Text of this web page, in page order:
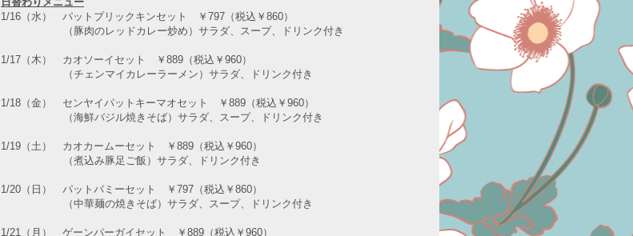
1/16（水） パットプリックキンセット ￥797（税込￥860）
（豚肉のレッドカレー炒め）サラダ、スープ、ドリンク付き
1/17（木） カオソーイセット ￥889（税込￥960）
（チェンマイカレーラーメン）サラダ、ドリンク付き
1/18（金） センヤイパットキーマオセット ￥889（税込￥960）
（海鮮バジル焼きそば）サラダ、スープ、ドリンク付き
1/19（土） カオカームーセット ￥889（税込￥960）
（煮込み豚足ご飯）サラダ、ドリンク付き
1/20（日） パットバミーセット ￥797（税込￥860）
（中華麺の焼きそば）サラダ、スープ、ドリンク付き
1/21（月） ゲーンパーガイセット ￥889（税込￥960）